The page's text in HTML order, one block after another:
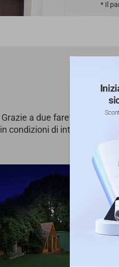
* Il
Grazie a due faretti integrati
in condizioni di intensa